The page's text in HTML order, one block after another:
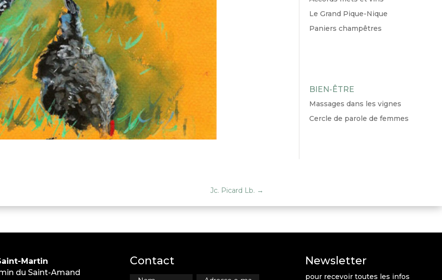
Jc. Picard Lb. →
Le Grand Pique-Nique
Paniers champêtres
BIEN-ÊTRE
Massages dans les vignes
Cercle de parole de femmes
Martin
du Saint-Amand
Contact Newsletter
pour recevoir toutes les infos